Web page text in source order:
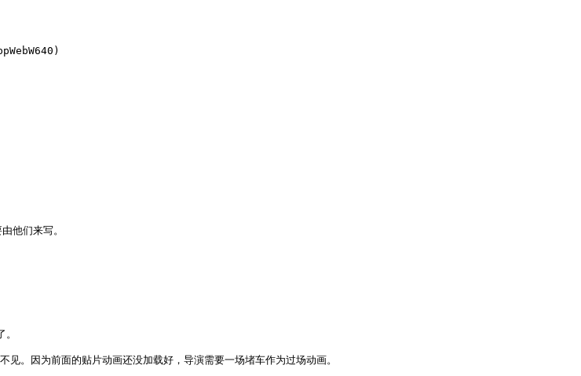
他们来写。
。因为前面的贴片动画还没加载好，导演需要一场堵车作为过场动画。